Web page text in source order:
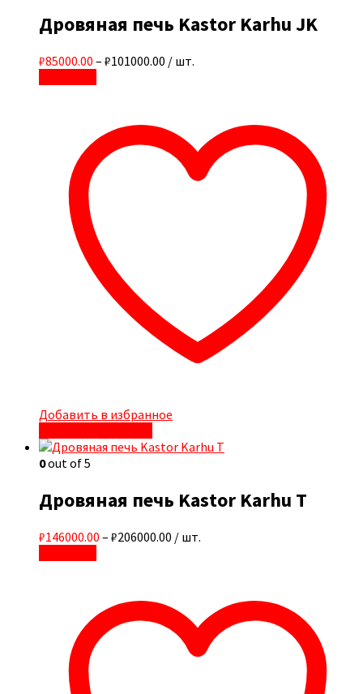
Дровяная печь Kastor Karhu JK
₽85000.00 – ₽101000.00 / шт.
Добавить в избранное
0out of 5
Дровяная печь Kastor Karhu T
₽146000.00 – ₽206000.00 / шт.